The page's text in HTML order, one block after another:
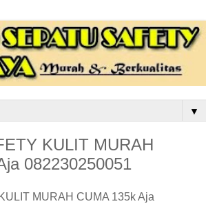
▼
KULIT MURAH
082230250051
MURAH CUMA 135k Aja